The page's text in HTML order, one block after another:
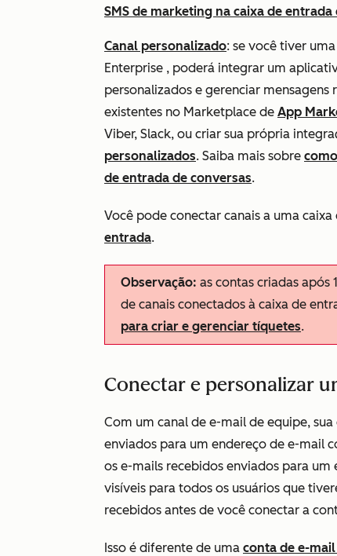
SMS de marketing na caixa de entrada
Canal personalizado: se você tiver
Enterprise , poderá integrar um
personalizados e gerenciar
existentes no Marketplace de App
Viber, Slack, ou criar sua própria
personalizados. Saiba mais sobre
de entrada de conversas.
Você pode conectar canais a uma
entrada.
Observação: as contas criadas
de canais conectados à caixa de
para criar e gerenciar tíquetes.
Conectar e personalizar
Com um canal de e-mail de equipe,
enviados para um endereço de e-mail
os e-mails recebidos enviados para
visíveis para todos os usuários que
recebidos antes de você conectar a
Isso é diferente de uma conta de e-